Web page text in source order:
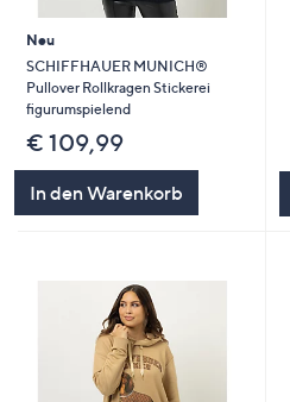
Neu
SCHIFFHAUER MUNICH®
Pullover Rollkragen Stickerei
figurumspielend
€ 109,99
In den Warenkorb